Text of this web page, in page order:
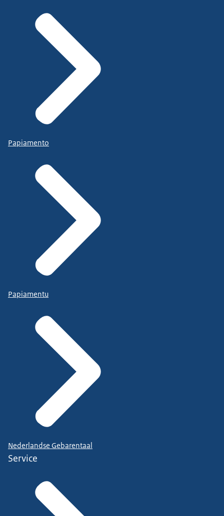
Papiamento
Papiamentu
Nederlandse Gebarentaal
Service